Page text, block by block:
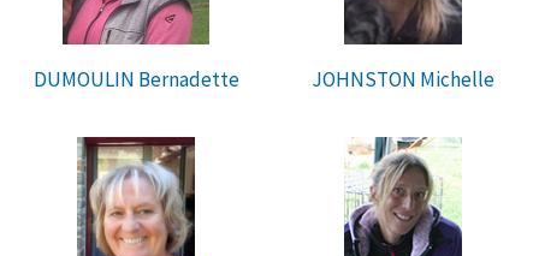
DUMOULIN Bernadette JOHNSTON Michelle